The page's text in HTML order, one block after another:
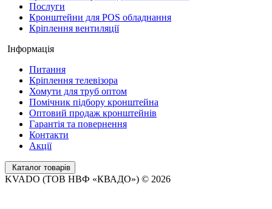
Послуги
Кронштейни для POS обладнання
Кріплення вентиляції
Інформація
Питання
Кріплення телевізора
Хомути для труб оптом
Помічник підбору кронштейна
Оптовий продаж кронштейнів
Гарантія та повернення
Контакти
Акції
Каталог товарів
KVADO (ТОВ НВФ «КВАДО») © 2026